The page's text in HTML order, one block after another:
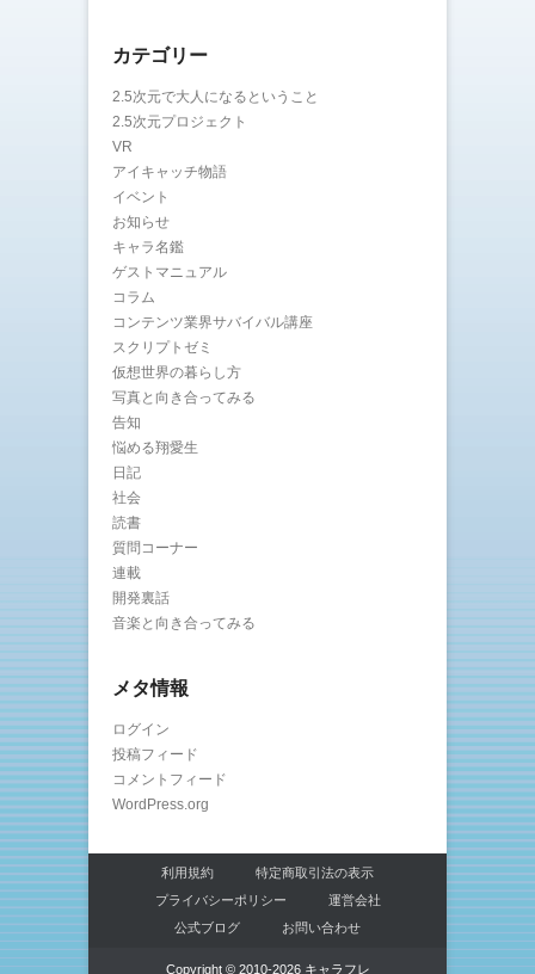
カテゴリー
2.5次元で大人になるということ
2.5次元プロジェクト
VR
アイキャッチ物語
イベント
お知らせ
キャラ名鑑
ゲストマニュアル
コラム
コンテンツ業界サバイバル講座
スクリプトゼミ
仮想世界の暮らし方
写真と向き合ってみる
告知
悩める翔愛生
日記
社会
読書
質問コーナー
連載
開発裏話
音楽と向き合ってみる
メタ情報
ログイン
投稿フィード
コメントフィード
WordPress.org
利用規約
特定商取引法の表示
プライバシーポリシー
運営会社
公式ブログ
お問い合わせ
Copyright © 2010-2026 キャラフレ